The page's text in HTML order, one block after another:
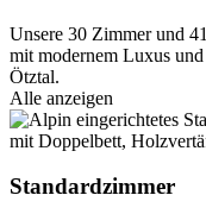
Unsere 30 Zimmer und
mit modernem Luxus
Ötztal.
Alle anzeigen
Standardzimmer